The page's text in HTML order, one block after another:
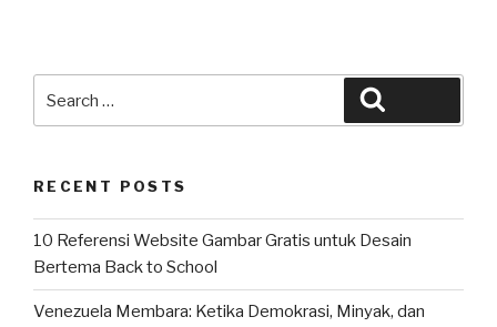
for:
RECENT POSTS
10 Referensi Website Gambar Gratis untuk Desain
Bertema Back to School
Venezuela Membara: Ketika Demokrasi, Minyak, dan